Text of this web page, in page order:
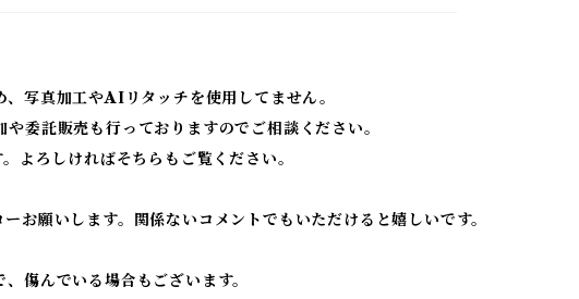
写真加工やAIリタッチを使用してません。
委託販売も行っておりますのでご相談ください。
ろしければそちらもご覧ください。
お願いします。関係ないコメントでもいただけると嬉しいです。
傷んでいる場合もございます。